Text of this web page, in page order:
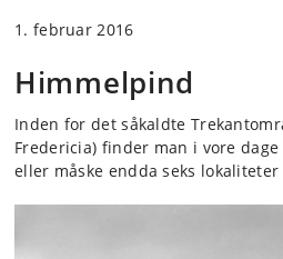
1. februar 2016
Himmelpind
Inden for det såkaldte
Fredericia) finder man i vore
eller måske endda seks